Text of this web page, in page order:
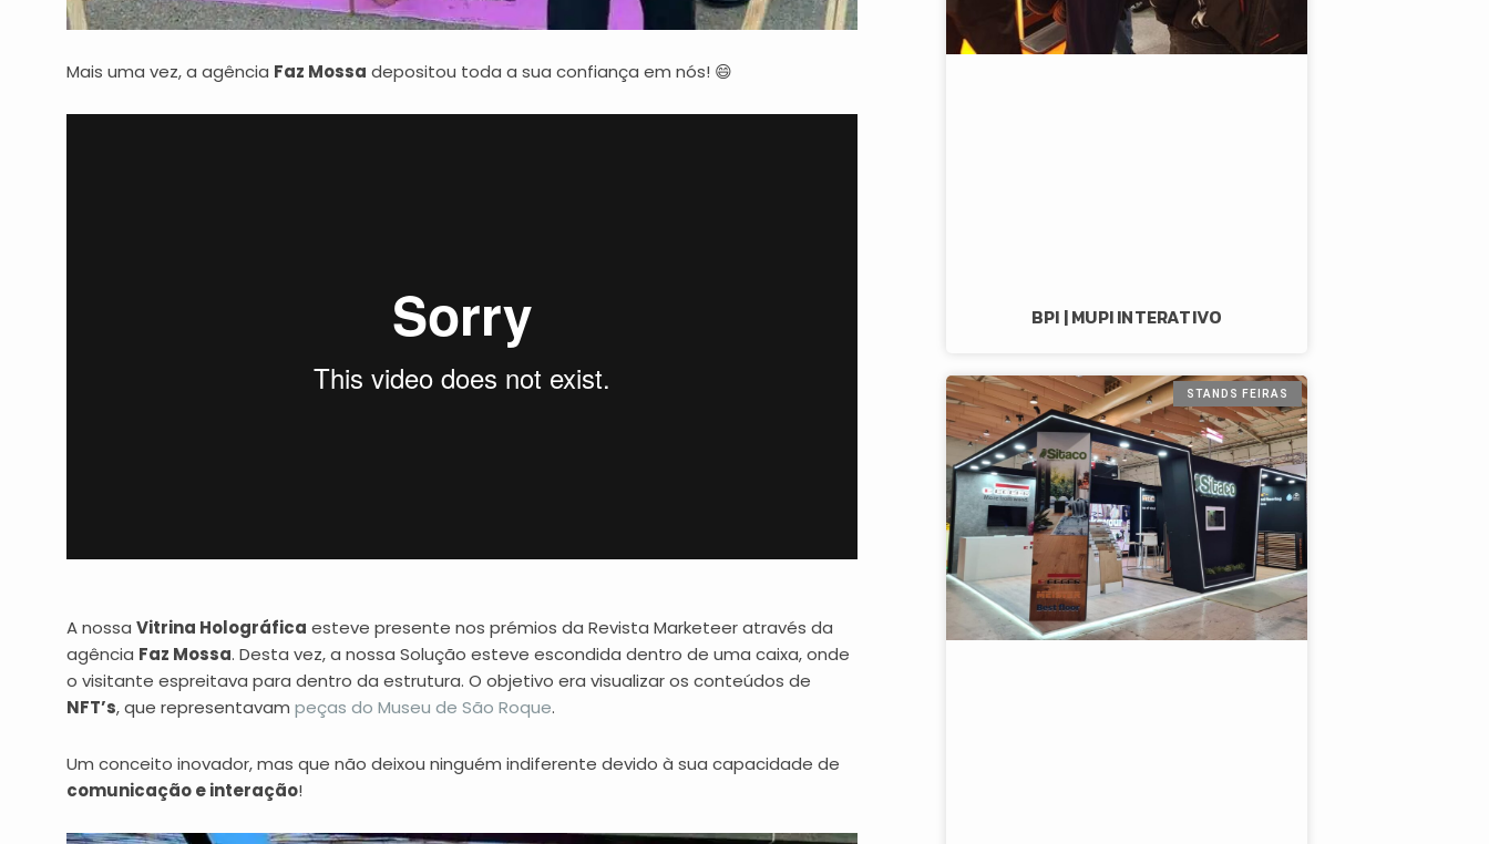
Mais uma vez, a agência Faz Mossa depositou toda a sua confiança em nós! 😄
A nossa Vitrina Holográfica esteve presente nos prémios da Revista Marketeer através da
agência Faz Mossa. Desta vez, a nossa Solução esteve escondida dentro de uma caixa, onde
o visitante espreitava para dentro da estrutura. O objetivo era visualizar os conteúdos de
NFT’s, que representavam peças do Museu de São Roque.
Um conceito inovador, mas que não deixou ninguém indiferente devido à sua capacidade de
comunicaçãoe interação!
BPI | MUPI INTERATIVO
STANDS FEIRAS